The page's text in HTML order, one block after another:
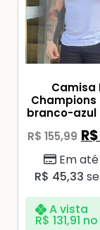
Camisa
Champions
branco-azul
R$ 155,99 R$
Em
R$ 45,33
A vista
R$ 131,91 no